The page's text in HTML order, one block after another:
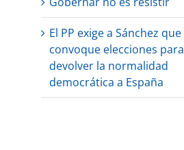
El PP exige a Sánchez que
convoque elecciones para
devolver la normalidad
democrática a España